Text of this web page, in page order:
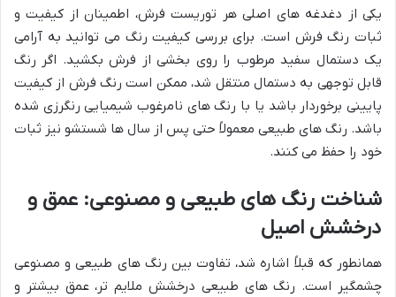
یکی از دغدغه های اصلی هر توریست فرش، اطمینان از کیفیت و
ثبات رنگ فرش است. برای بررسی کیفیت رنگ می توانید به آرامی
یک دستمال سفید مرطوب را روی بخشی از فرش بکشید. اگر رنگ
قابل توجهی به دستمال منتقل شد، ممکن است رنگ فرش از کیفیت
پایینی برخوردار باشد یا با رنگ های نامرغوب شیمیایی رنگرزی شده
باشد. رنگ های طبیعی معمولاً حتی پس از سال ها شستشو نیز ثبات
خود را حفظ می کنند.
شناخت رنگ های طبیعی و مصنوعی: عمق و
درخشش اصیل
همانطور که قبلاً اشاره شد، تفاوت بین رنگ های طبیعی و مصنوعی
چشمگیر است. رنگ های طبیعی درخشش ملایم تر، عمق بیشتر و